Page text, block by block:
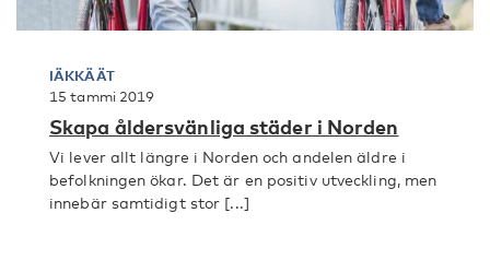
IÄKKÄÄT
15 tammi 2019
Skapa åldersvänliga städer i Norden
Vi lever allt längre i Norden och andelen äldre i
befolkningen ökar. Det är en positiv utveckling, men
innebär samtidigt stor [...]